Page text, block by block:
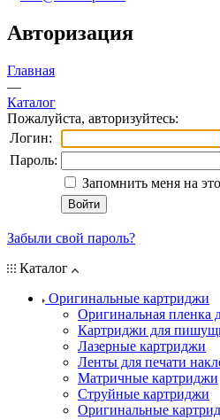
Авторизация
Главная
—
Каталог
Пожалуйста, авторизуйтесь:
Логин:
Пароль:
Запомнить меня на
Забыли свой пароль?
Каталог
Оригинальные картриджи
Оригинальная пленка
Картриджи для
Лазерные картриджи
Ленты для печати
Матричные картриджи
Струйные картриджи
Оригинальные